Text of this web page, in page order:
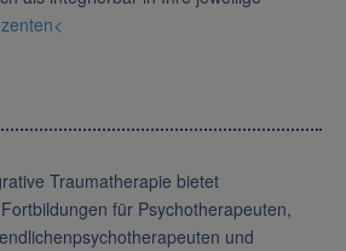
Traumatherapie bietet
für Psychotherapeuten,
und